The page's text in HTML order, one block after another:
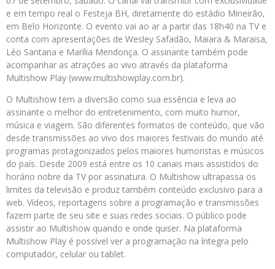
e em tempo real o Festeja BH, diretamente do estádio Mineirão,
em Belo Horizonte. O evento vai ao ar a partir das 18h40 na TV e
conta com apresentações de Wesley Safadão, Maiara & Maraisa,
Léo Santana e Marília Mendonça. O assinante também pode
acompanhar as atrações ao vivo através da plataforma
Multishow Play (www.multishowplay.com.br).
O Multishow tem a diversão como sua essência e leva ao
assinante o melhor do entretenimento, com muito humor,
música e viagem. São diferentes formatos de conteúdo, que vão
desde transmissões ao vivo dos maiores festivais do mundo até
programas protagonizados pelos maiores humoristas e músicos
do país. Desde 2009 está entre os 10 canais mais assistidos do
horário nobre da TV por assinatura. O Multishow ultrapassa os
limites da televisão e produz também conteúdo exclusivo para a
web. Vídeos, reportagens sobre a programação e transmissões
fazem parte de seu site e suas redes sociais. O público pode
assistir ao Multishow quando e onde quiser. Na plataforma
Multishow Play é possível ver a programação na íntegra pelo
computador, celular ou tablet.